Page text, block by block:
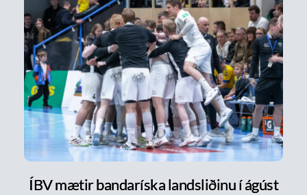
ÍBV mætir bandaríska landsliðinu í ágúst